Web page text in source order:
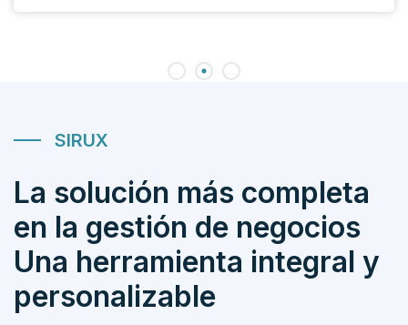
SIRUX
La solución más completa
en la gestión de negocios
Una herramienta integral y
personalizable